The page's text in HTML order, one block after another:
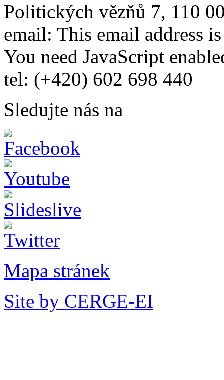
Politických vězňů 7, 110
email: This email address
You need JavaScript
tel: (+420) 602 698 440
Sledujte nás na
Mapa stránek
Site by CERGE-EI